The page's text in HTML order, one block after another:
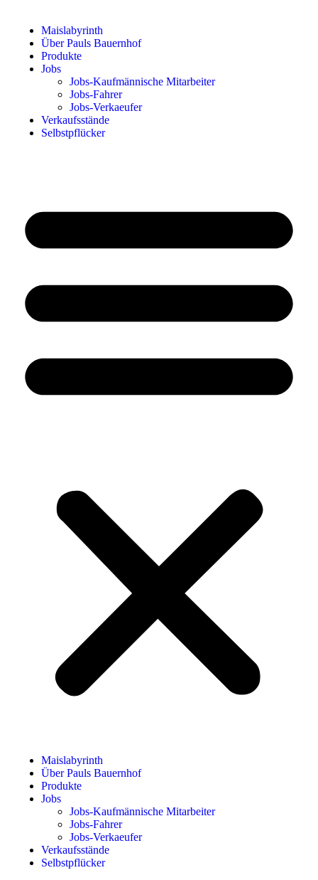
Maislabyrinth
Über Pauls Bauernhof
Produkte
Jobs
Jobs-Kaufmännische Mitarbeiter
Jobs-Fahrer
Jobs-Verkaeufer
Verkaufsstände
Selbstpflücker
Maislabyrinth
Über Pauls Bauernhof
Produkte
Jobs
Jobs-Kaufmännische Mitarbeiter
Jobs-Fahrer
Jobs-Verkaeufer
Verkaufsstände
Selbstpflücker